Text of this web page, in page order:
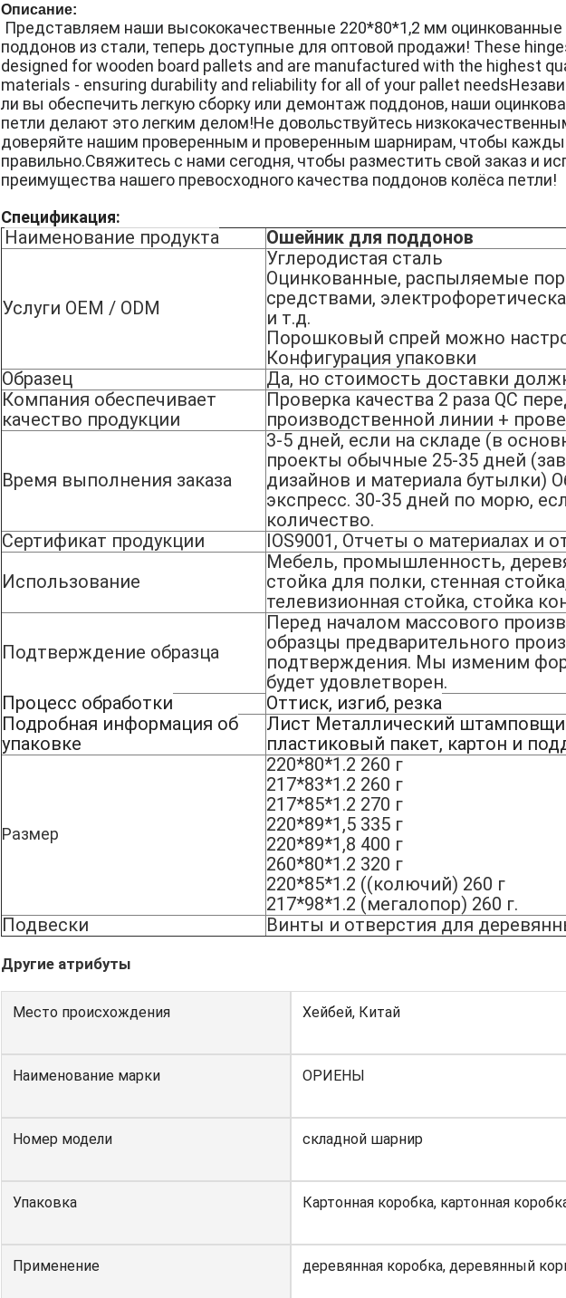
Описание:
Представляем наши высококачественные 220*80*1,2 мм оцинкованные
поддонов из стали, теперь доступные для оптовой продажи! These
designed for wooden board pallets and are manufactured with the highest
materials - ensuring durability and reliability for all of your pallet
ли вы обеспечить легкую сборку или демонтаж поддонов, наши
петли делают это легким делом!Не довольствуйтесь
доверяйте нашим проверенным и проверенным шарнирам, чтобы
правильно.Свяжитесь с нами сегодня, чтобы разместить свой заказ и
преимущества нашего превосходного качества поддонов колёса петли!
Спецификация:
Наименование продукта Ошейник для поддонов
Услуги OEM / ODM
Углеродистая сталь
Оцинкованные, распыляемые
средствами,
и т.д.
Порошковый спрей можно
Конфигурация упаковки
Образец
Да, но стоимость доставки
Компания обеспечивает
качество продукции
Проверка качества 2 раза QC
производственной линии +
Время выполнения заказа
3-5 дней, если на складе (в
проекты обычные 25-35 дней
дизайнов и материала бутылки)
экспресс. 30-35 дней по морю,
количество.
Сертификат продукции
IOS9001, Отчеты о материалах и
Использование
Мебель, промышленность,
стойка для полки, стенная
телевизионная стойка, стойка
Подтверждение образца
Перед началом массового
образцы предварительного
подтверждения. Мы изменим
будет удовлетворен.
Процесс обработки
Оттиск, изгиб, резка
Подробная информация об
упаковке
Лист Металлический
пластиковый пакет, картон и
Размер
220*80*1.2 260 г
217*83*1.2 260 г
217*85*1.2 270 г
220*89*1,5 335 г
220*89*1,8 400 г
260*80*1.2 320 г
220*85*1.2 ((колючий) 260 г
217*98*1.2 (мегалопор) 260 г.
Подвески
Винты и отверстия для
Другие атрибуты
Место происхождения Хейбей, Китай
Наименование марки ОРИЕНЫ
Номер модели складной шарнир
Упаковка Картонная коробка, картонная
Применение деревянная коробка, деревянный